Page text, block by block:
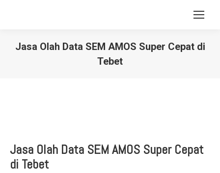
Jasa Olah Data SEM AMOS Super Cepat di
Tebet
Jasa Olah Data SEM AMOS Super Cepat
di Tebet